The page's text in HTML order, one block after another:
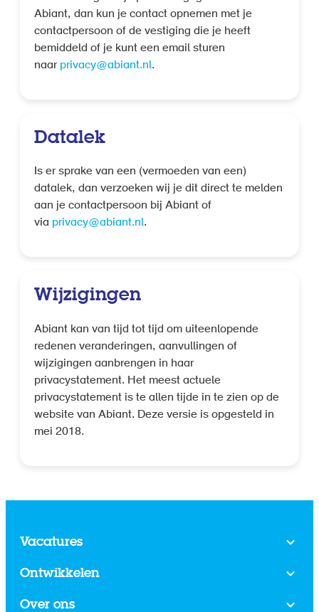
Abiant, dan kun je contact opnemen met je
contactpersoon of de vestiging die je heeft
bemiddeld of je kunt een email sturen
naar privacy@abiant.nl.
Datalek
Is er sprake van een (vermoeden van een)
datalek, dan verzoeken wij je dit direct te melden
aan je contactpersoon bij Abiant of
via privacy@abiant.nl.
Wijzigingen
Abiant kan van tijd tot tijd om uiteenlopende
redenen veranderingen, aanvullingen of
wijzigingen aanbrengen in haar
privacystatement. Het meest actuele
privacystatement is te allen tijde in te zien op de
website van Abiant. Deze versie is opgesteld in
mei 2018.
Vacatures
Ontwikkelen
Over ons